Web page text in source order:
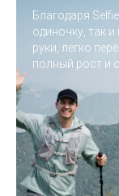
Благодаря
одиночку, так
руки, легко
полный рост и
Топ продаж